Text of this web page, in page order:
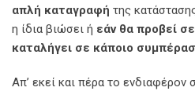
απλή καταγραφή της
η ίδια βιώσει ή εάν θα προβεί
καταλήγει σε κάποιο
Απ’ εκεί και πέρα το ενδιαφέρον